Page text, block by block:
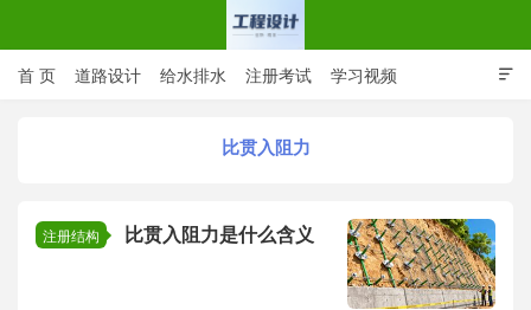

首 页 道路设计 给水排水 注册考试 学习视频
比贯入阻力
注册结构 比贯入阻力是什么含义